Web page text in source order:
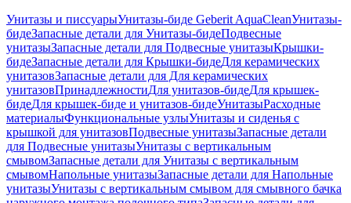
Унитазы и писсуарыУнитазы-биде Geberit AquaCleanУнитазы-
бидеЗапасные детали для Унитазы-бидеПодвесные
унитазыЗапасные детали для Подвесные унитазыКрышки-
бидеЗапасные детали для Крышки-бидеДля керамических
унитазовЗапасные детали для Для керамических
унитазовПринадлежностиДля унитазов-бидеДля крышек-
бидеДля крышек-биде и унитазов-бидеУнитазыРасходные
материалыФункциональные узлыУнитазы и сиденья с
крышкой для унитазовПодвесные унитазыЗапасные детали
для Подвесные унитазыУнитазы с вертикальным
смывомЗапасные детали для Унитазы с вертикальным
смывомНапольные унитазыЗапасные детали для Напольные
унитазыУнитазы с вертикальным смывом для смывного бачка